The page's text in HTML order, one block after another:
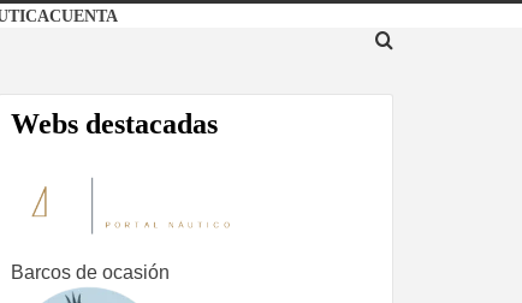
CUENTA
Webs destacadas
Barcos de ocasión